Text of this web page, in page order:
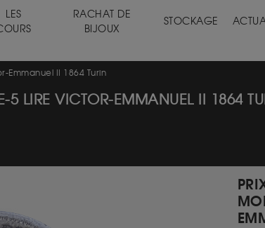
LES
RACHAT DE
BIJOUX
STOCKAGE
Emmanuel II 1864 Turin
5 LIRE VICTOR-EMMANUEL II 1864